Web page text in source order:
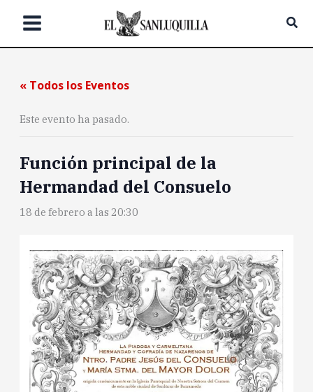
« Todos los Eventos
Este evento ha pasado.
Función principal de la
Hermandad del Consuelo
18 de febrero a las 20:30